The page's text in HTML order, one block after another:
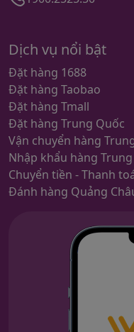
Dịch vụ nổi bật
Đặt hàng 1688
Đặt hàng Taobao
Đặt hàng Tmall
Đặt hàng Trung Quốc
Vận chuyển hàng
Nhập khẩu hàng
Chuyển tiền - Thanh
Đánh hàng Quảng